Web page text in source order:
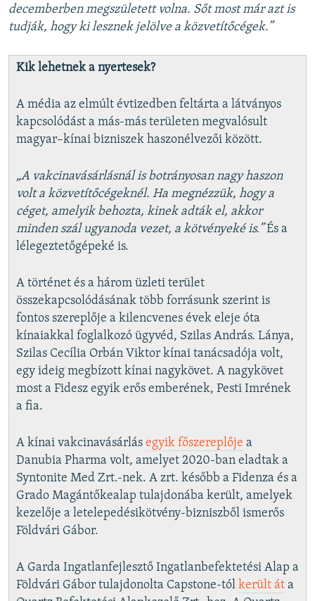
decemberben megszületett volna. Sőt most már azt is
tudják, hogy ki lesznek jelölve a közvetítőcégek.”
Kik lehetnek a nyertesek?
A média az elmúlt évtizedben feltárta a látványos
kapcsolódást a más-más területen megvalósult
magyar–kínai bizniszek haszonélvezői között.
„A vakcinavásárlásnál is botrányosan nagy haszon
volt a közvetítőcégeknél. Ha megnézzük, hogy a
céget, amelyik behozta, kinek adták el, akkor
minden szál ugyanoda vezet, a kötvényeké is.”És a
lélegeztetőgépeké is.
A történet és a három üzleti terület
összekapcsolódásának több forrásunk szerint is
fontos szereplője a kilencvenes évek eleje óta
kínaiakkal foglalkozó ügyvéd, Szilas András. Lánya,
Szilas Cecília Orbán Viktor kínai tanácsadója volt,
egy ideig megbízott kínai nagykövet. A nagykövet
most a Fidesz egyik erős emberének, Pesti Imrének
a fia.
A kínai vakcinavásárlás egyik főszereplője a
Danubia Pharma volt, amelyet 2020-ban eladtak a
Syntonite Med Zrt.-nek. A zrt. később a Fidenza és a
Grado Magántőkealap tulajdonába került, amelyek
kezelője a letelepedésikötvény-bizniszből ismerős
Földvári Gábor.
A Garda Ingatlanfejlesztő Ingatlanbefektetési Alap a
Földvári Gábor tulajdonolta Capstone-tól került át a